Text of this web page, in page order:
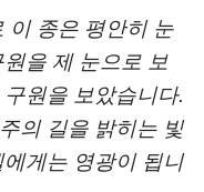
이 종은 평안히 눈
을 제 눈으로 보
원을 보았습니다.
의 길을 밝히는 빛
게는 영광이 됩니